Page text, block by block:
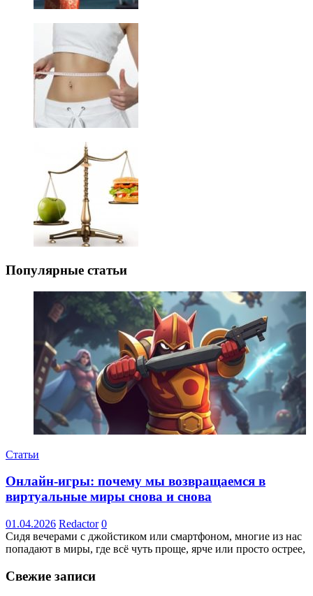
Популярные статьи
Статьи
Онлайн-игры: почему мы возвращаемся в
виртуальные миры снова и снова
01.04.2026 Redactor 0
Сидя вечерами с джойстиком или смартфоном, многие из нас
попадают в миры, где всё чуть проще, ярче или просто острее,
Свежие записи